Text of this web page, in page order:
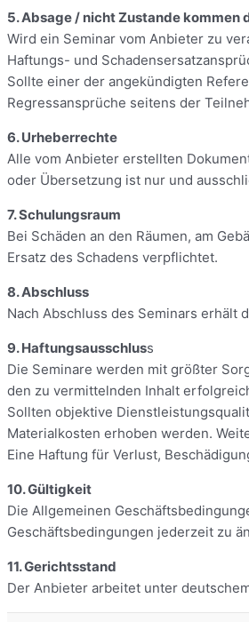
5. Absage / nicht Zustande kommen
Wird ein Seminar vom Anbieter zu
Haftungs- und
Sollte einer der angekündigten
Regressansprüche seitens der
6. Urheberrechte
Alle vom Anbieter erstellten
oder Übersetzung ist nur und
7. Schulungsraum
Bei Schäden an den Räumen, am
Ersatz des Schadens verpflichtet.
8. Abschluss
Nach Abschluss des Seminars erhält
9. Haftungsausschluss
Die Seminare werden mit größter
den zu vermittelnden Inhalt
Sollten objektive
Materialkosten erhoben werden.
Eine Haftung für Verlust,
10. Gültigkeit
Die Allgemeinen
Geschäftsbedingungen jederzeit zu
11. Gerichtsstand
Der Anbieter arbeitet unter